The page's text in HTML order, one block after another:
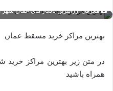
معرفی ارزانترین پاساژ های عمان
بهترین مراکز خرید مسقط عمان
در متن زیر بهترین مراکز
همراه باشید